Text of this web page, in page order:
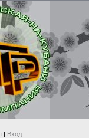
| Вход